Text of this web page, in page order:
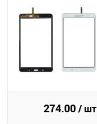
274.00/ шт